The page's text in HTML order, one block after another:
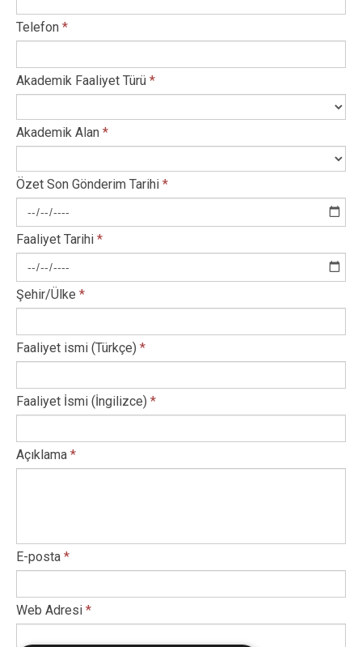
Telefon *
Akademik Faaliyet Türü *
Akademik Alan *
Özet Son Gönderim Tarihi *
Faaliyet Tarihi *
Şehir/Ülke *
Faaliyet ismi (Türkçe) *
Faaliyet İsmi (İngilizce) *
Açıklama *
E-posta *
Web Adresi *